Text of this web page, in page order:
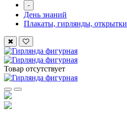
-
День знаний
Плакаты, гирлянды, открытки
Товар отсутствует